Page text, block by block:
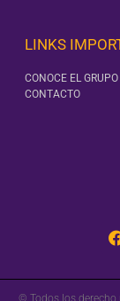
LINKS
CONOCE EL
CONTACTO